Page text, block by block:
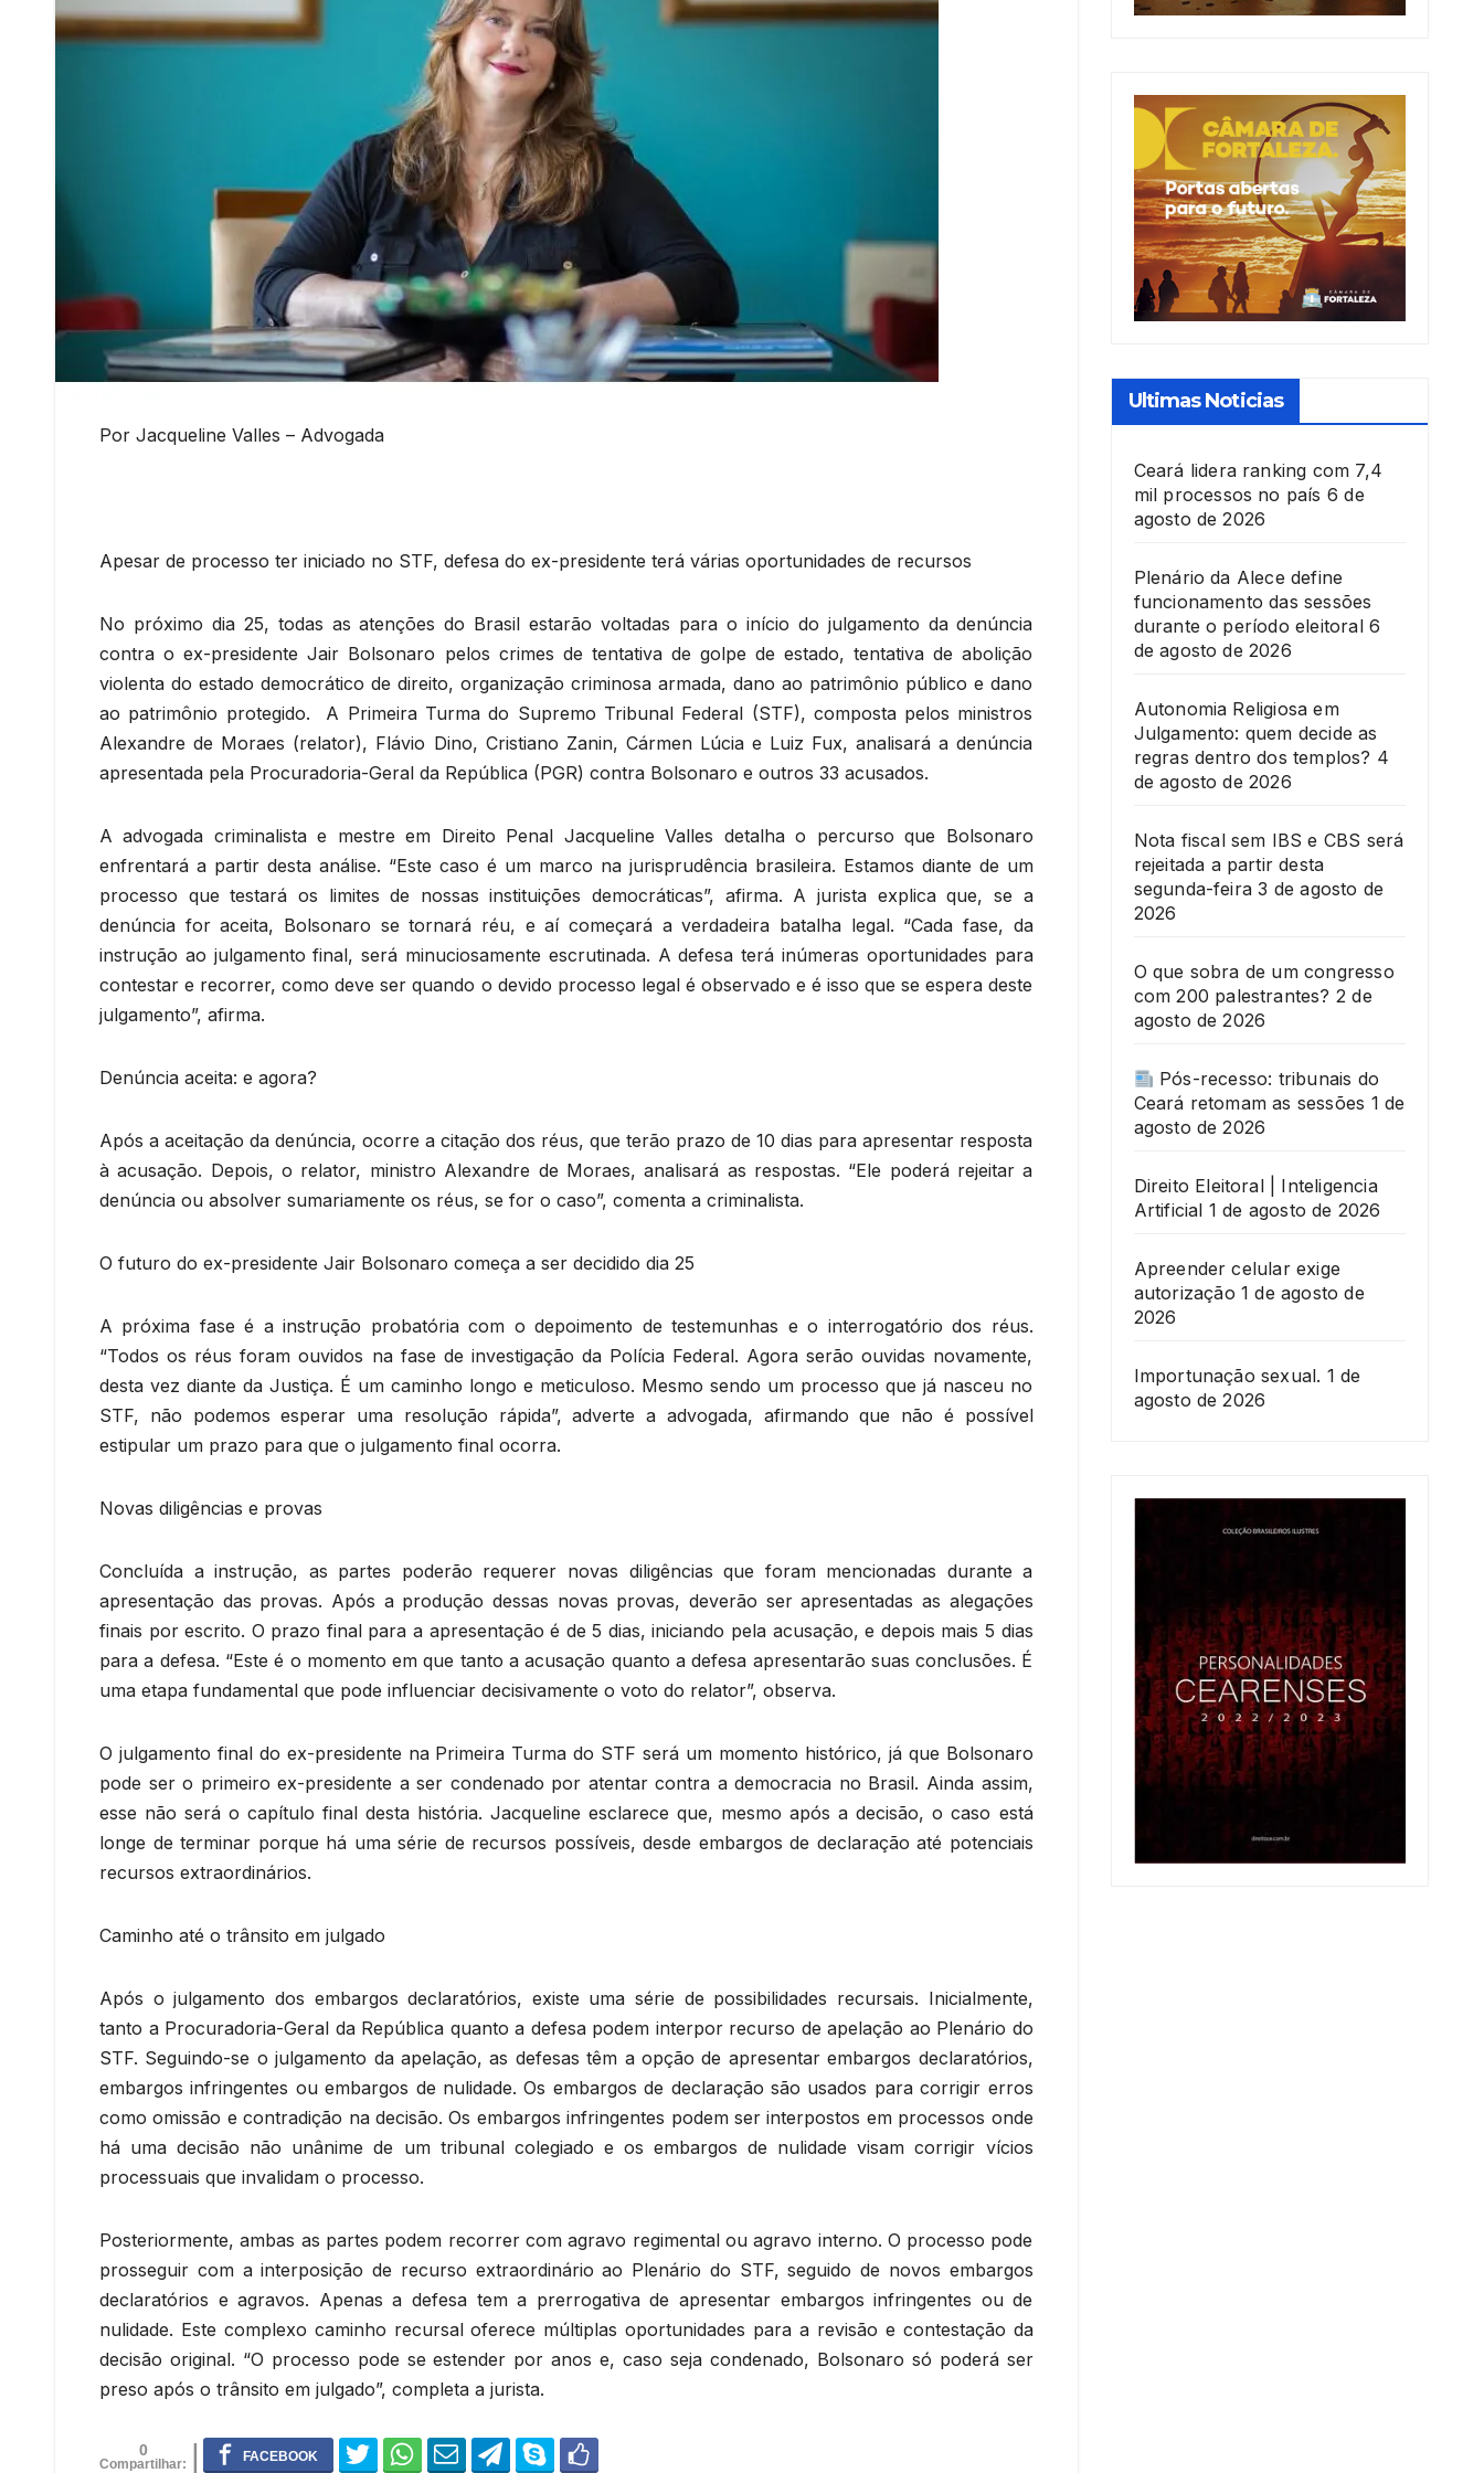
Por Jacqueline Valles – Advogada
Apesar de processo ter iniciado no STF, defesa do ex-presidente terá várias oportunidades de recursos
No próximo dia 25, todas as atenções do Brasil estarão voltadas para o início do julgamento da denúncia
contra o ex-presidente Jair Bolsonaro pelos crimes de tentativa de golpe de estado, tentativa de abolição
violenta do estado democrático de direito, organização criminosa armada, dano ao patrimônio público e dano
ao patrimônio protegido. A Primeira Turma do Supremo Tribunal Federal (STF), composta pelos ministros
Alexandre de Moraes (relator), Flávio Dino, Cristiano Zanin, Cármen Lúcia e Luiz Fux, analisará a denúncia
apresentada pela Procuradoria-Geral da República (PGR) contra Bolsonaro e outros 33 acusados.
A advogada criminalista e mestre em Direito Penal Jacqueline Valles detalha o percurso que Bolsonaro
enfrentará a partir desta análise. “Este caso é um marco na jurisprudência brasileira. Estamos diante de um
processo que testará os limites de nossas instituições democráticas”, afirma. A jurista explica que, se a
denúncia for aceita, Bolsonaro se tornará réu, e aí começará a verdadeira batalha legal. “Cada fase, da
instrução ao julgamento final, será minuciosamente escrutinada. A defesa terá inúmeras oportunidades para
contestar e recorrer, como deve ser quando o devido processo legal é observado e é isso que se espera deste
julgamento”, afirma.
Denúncia aceita: e agora?
Após a aceitação da denúncia, ocorre a citação dos réus, que terão prazo de 10 dias para apresentar resposta
à acusação. Depois, o relator, ministro Alexandre de Moraes, analisará as respostas. “Ele poderá rejeitar a
denúncia ou absolver sumariamente os réus, se for o caso”, comenta a criminalista.
O futuro do ex-presidente Jair Bolsonaro começa a ser decidido dia 25
A próxima fase é a instrução probatória com o depoimento de testemunhas e o interrogatório dos réus.
“Todos os réus foram ouvidos na fase de investigação da Polícia Federal. Agora serão ouvidas novamente,
desta vez diante da Justiça. É um caminho longo e meticuloso. Mesmo sendo um processo que já nasceu no
STF, não podemos esperar uma resolução rápida”, adverte a advogada, afirmando que não é possível
estipular um prazo para que o julgamento final ocorra.
Novas diligências e provas
Concluída a instrução, as partes poderão requerer novas diligências que foram mencionadas durante a
apresentação das provas. Após a produção dessas novas provas, deverão ser apresentadas as alegações
finais por escrito. O prazo final para a apresentação é de 5 dias, iniciando pela acusação, e depois mais 5 dias
para a defesa. “Este é o momento em que tanto a acusação quanto a defesa apresentarão suas conclusões. É
uma etapa fundamental que pode influenciar decisivamente o voto do relator”, observa.
O julgamento final do ex-presidente na Primeira Turma do STF será um momento histórico, já que Bolsonaro
pode ser o primeiro ex-presidente a ser condenado por atentar contra a democracia no Brasil. Ainda assim,
esse não será o capítulo final desta história. Jacqueline esclarece que, mesmo após a decisão, o caso está
longe de terminar porque há uma série de recursos possíveis, desde embargos de declaração até potenciais
recursos extraordinários.
Caminho até o trânsito em julgado
Após o julgamento dos embargos declaratórios, existe uma série de possibilidades recursais. Inicialmente,
tanto a Procuradoria-Geral da República quanto a defesa podem interpor recurso de apelação ao Plenário do
STF. Seguindo-se o julgamento da apelação, as defesas têm a opção de apresentar embargos declaratórios,
embargos infringentes ou embargos de nulidade. Os embargos de declaração são usados para corrigir erros
como omissão e contradição na decisão. Os embargos infringentes podem ser interpostos em processos onde
há uma decisão não unânime de um tribunal colegiado e os embargos de nulidade visam corrigir vícios
processuais que invalidam o processo.
Posteriormente, ambas as partes podem recorrer com agravo regimental ou agravo interno. O processo pode
prosseguir com a interposição de recurso extraordinário ao Plenário do STF, seguido de novos embargos
declaratórios e agravos. Apenas a defesa tem a prerrogativa de apresentar embargos infringentes ou de
nulidade. Este complexo caminho recursal oferece múltiplas oportunidades para a revisão e contestação da
decisão original. “O processo pode se estender por anos e, caso seja condenado, Bolsonaro só poderá ser
preso após o trânsito em julgado”, completa a jurista.
0
Ultimas Noticias
Ceará lidera ranking com 7,4
mil processos no país 6 de
agosto de 2026
Plenário da Alece define
funcionamento das sessões
durante o período eleitoral 6
de agosto de 2026
Autonomia Religiosa em
Julgamento: quem decide as
regras dentro dos templos? 4
de agosto de 2026
Nota fiscal sem IBS e CBS será
rejeitada a partir desta
segunda-feira 3 de agosto de
2026
O que sobra de um congresso
com 200 palestrantes? 2 de
agosto de 2026
Pós-recesso: tribunais do
Ceará retomam as sessões 1 de
agosto de 2026
Direito Eleitoral | Inteligencia
Artificial 1 de agosto de 2026
Apreender celular exige
autorização 1 de agosto de
2026
Importunação sexual. 1 de
agosto de 2026